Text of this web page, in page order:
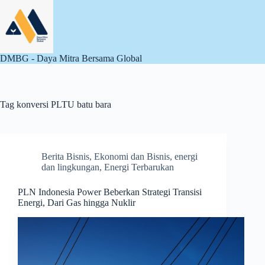
content
DMBG - Daya Mitra Bersama Global
Tag konversi PLTU batu bara
Berita Bisnis, Ekonomi dan Bisnis, energi
dan lingkungan, Energi Terbarukan
PLN Indonesia Power Beberkan Strategi Transisi
Energi, Dari Gas hingga Nuklir